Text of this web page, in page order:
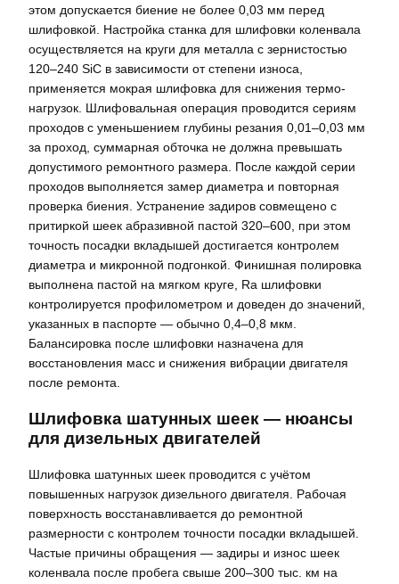
этом допускается биение не более 0,03 мм перед
шлифовкой. Настройка станка для шлифовки коленвала
осуществляется на круги для металла с зернистостью
120–240 SiC в зависимости от степени износа,
применяется мокрая шлифовка для снижения термо-
нагрузок. Шлифовальная операция проводится сериям
проходов с уменьшением глубины резания 0,01–0,03 мм
за проход, суммарная обточка не должна превышать
допустимого ремонтного размера. После каждой серии
проходов выполняется замер диаметра и повторная
проверка биения. Устранение задиров совмещено с
притиркой шеек абразивной пастой 320–600, при этом
точность посадки вкладышей достигается контролем
диаметра и микронной подгонкой. Финишная полировка
выполнена пастой на мягком круге, Ra шлифовки
контролируется профилометром и доведен до значений,
указанных в паспорте — обычно 0,4–0,8 мкм.
Балансировка после шлифовки назначена для
восстановления масс и снижения вибрации двигателя
после ремонта.
Шлифовка шатунных шеек — нюансы
для дизельных двигателей
Шлифовка шатунных шеек проводится с учётом
повышенных нагрузок дизельного двигателя. Рабочая
поверхность восстанавливается до ремонтной
размерности с контролем точности посадки вкладышей.
Частые причины обращения — задиры и износ шеек
коленвала после пробега свыше 200–300 тыс. км на